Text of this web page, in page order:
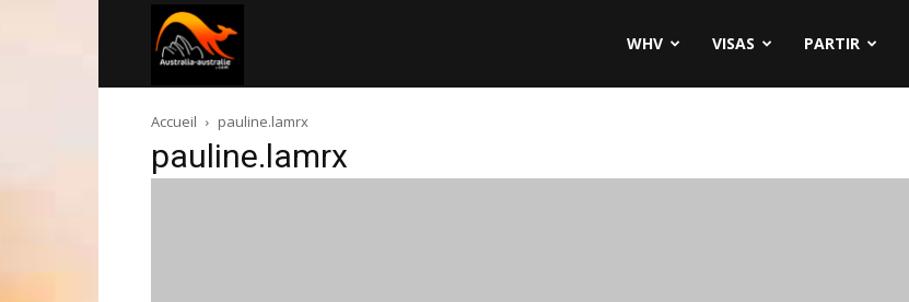
australie.com
WHV VISAS PARTIR
Accueil pauline.lamrx
pauline.lamrx